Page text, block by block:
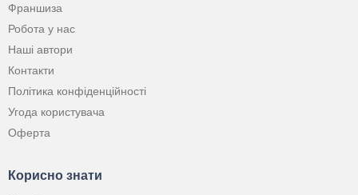
Франшиза
Робота у нас
Наші автори
Контакти
Політика конфіденційності
Угода користувача
Оферта
Корисно знати